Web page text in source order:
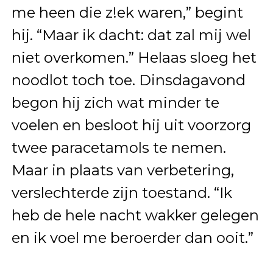
me heen die z!ek waren,” begint
hij. “Maar ik dacht: dat zal mij wel
niet overkomen.” Helaas sloeg het
noodlot toch toe. Dinsdagavond
begon hij zich wat minder te
voelen en besloot hij uit voorzorg
twee paracetamols te nemen.
Maar in plaats van verbetering,
verslechterde zijn toestand. “Ik
heb de hele nacht wakker gelegen
en ik voel me beroerder dan ooit.”